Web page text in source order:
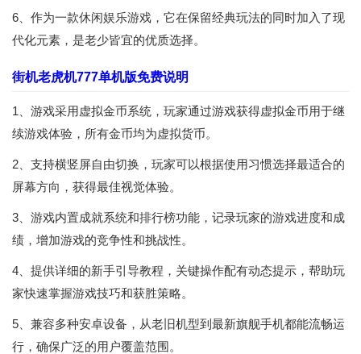
6、作为一款休闲娱乐游戏，它在保留经典玩法的同时加入了现
代化元素，是老少皆宜的优质选择。
街机老虎机777单机版免费说明
1、游戏采用虚拟金币系统，玩家通过游戏获得虚拟金币用于继
续游戏体验，所有金币均为虚拟货币。
2、支持横竖屏自由切换，玩家可以根据使用习惯选择最适合的
屏幕方向，获得最佳视觉体验。
3、游戏内置成就系统和排行榜功能，记录玩家的游戏进度和成
绩，增加游戏的竞争性和挑战性。
4、提供详细的新手引导教程，关键操作配有动态提示，帮助玩
家快速掌握游戏技巧和获胜策略。
5、兼容多种安卓设备，从老旧机型到最新旗舰手机都能流畅运
行，确保广泛的用户覆盖范围。